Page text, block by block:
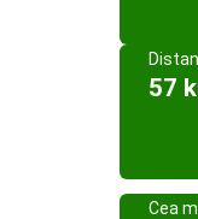
57
Cea